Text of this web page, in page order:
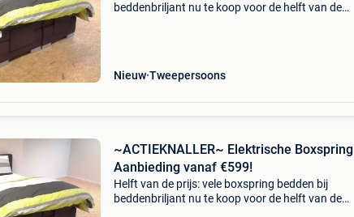
beddenbriljant nu te koop voor de helft van de
Nieuw Tweepersoons
~ACTIEKNALLER~ Elektrische Boxspring
Aanbieding vanaf €599!
Helft van de prijs: vele boxspring bedden bij
beddenbriljant nu te koop voor de helft van de